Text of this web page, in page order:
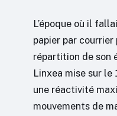
L’époque où il
papier par
répartition de son
Linxea mise sur
une réactivité
mouvements de